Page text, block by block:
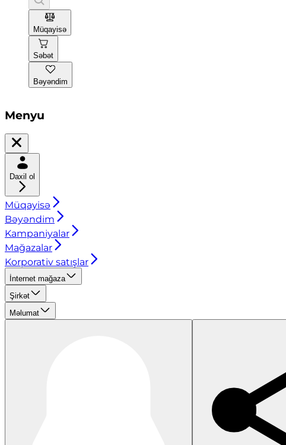
Müqayisə
Səbət
Bəyəndim
Menyu
Daxil ol
Müqayisə
Bəyəndim
Kampaniyalar
Mağazalar
Korporativ satışlar
İnternet mağaza
Şirkət
Məlumat